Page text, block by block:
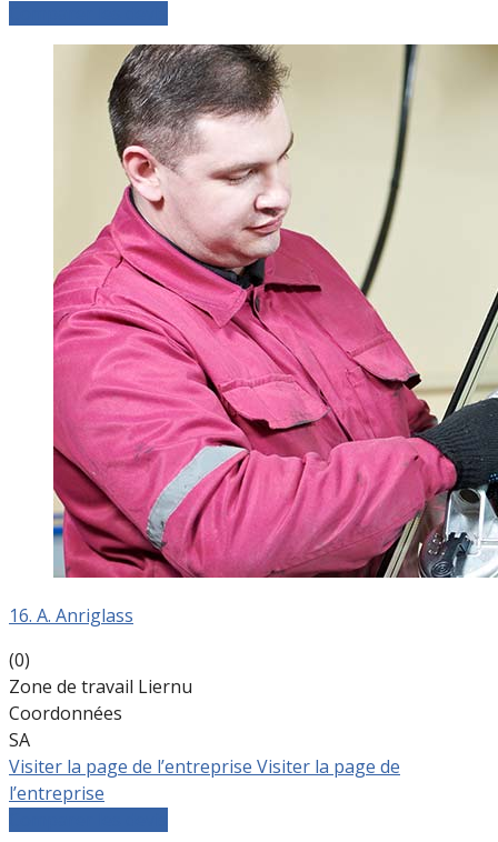
16. A. Anriglass
(0)
Zone de travail Liernu
Coordonnées
SA
Visiter la page de l’entreprise Visiter la page de
l’entreprise